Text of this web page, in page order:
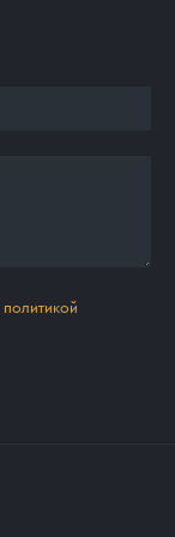
политикой